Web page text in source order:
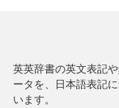
英英辞書の英文表記
ータを、日本語表記
います。